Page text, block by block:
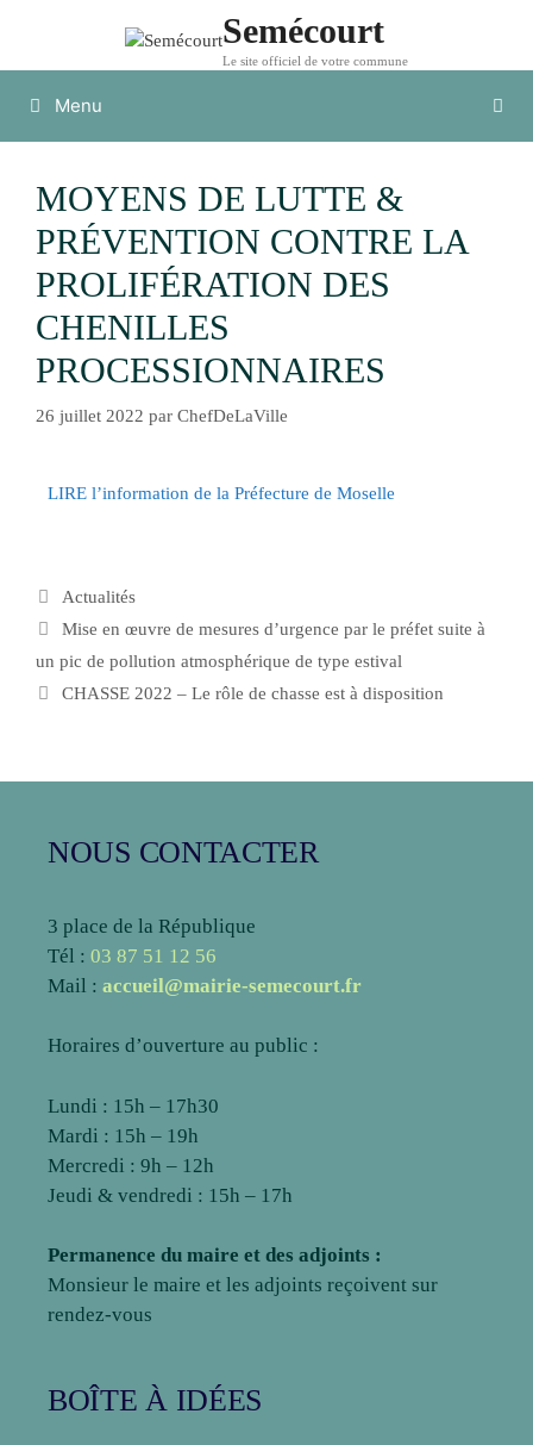
Semécourt
Le site officiel de votre commune
Menu
MOYENS DE LUTTE &
PRÉVENTION CONTRE LA
PROLIFÉRATION DES
CHENILLES
PROCESSIONNAIRES
26 juillet 2022 par ChefDeLaVille
LIRE l’information de la Préfecture de Moselle
Actualités
Mise en œuvre de mesures d’urgence par le préfet suite à
un pic de pollution atmosphérique de type estival
CHASSE 2022 – Le rôle de chasse est à disposition
NOUS CONTACTER
3 place de la République
Tél : 03 87 51 12 56
Mail : accueil@mairie-semecourt.fr
Horaires d’ouverture au public :
Lundi : 15h – 17h30
Mardi : 15h – 19h
Mercredi : 9h – 12h
Jeudi & vendredi : 15h – 17h
Permanence du maire et des adjoints :
Monsieur le maire et les adjoints reçoivent sur
rendez-vous
BOÎTE À IDÉES